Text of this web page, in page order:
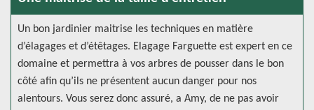
Un bon jardinier maitrise les techniques en matière
d’élagages et d’étêtages. Elagage Farguette est expert en ce
domaine et permettra à vos arbres de pousser dans le bon
côté afin qu’ils ne présentent aucun danger pour nos
alentours. Vous serez donc assuré, a Amy, de ne pas avoir